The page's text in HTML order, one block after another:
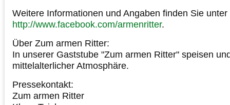
Weitere Informationen und Angaben finden Sie unter
http://www.facebook.com/armenritter.
Über Zum armen Ritter:
In unserer Gaststube "Zum armen Ritter" speisen
mittelalterlicher Atmosphäre.
Pressekontakt:
Zum armen Ritter